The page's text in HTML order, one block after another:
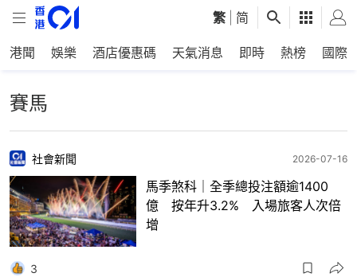
繁 简
港聞 娛樂 酒店優惠碼 天氣消息 即時 熱榜 國際
賽馬
社會新聞 2026-07-16
馬季煞科｜全季總投注額逾1400
億 按年升3.2% 入場旅客人次倍
增
3